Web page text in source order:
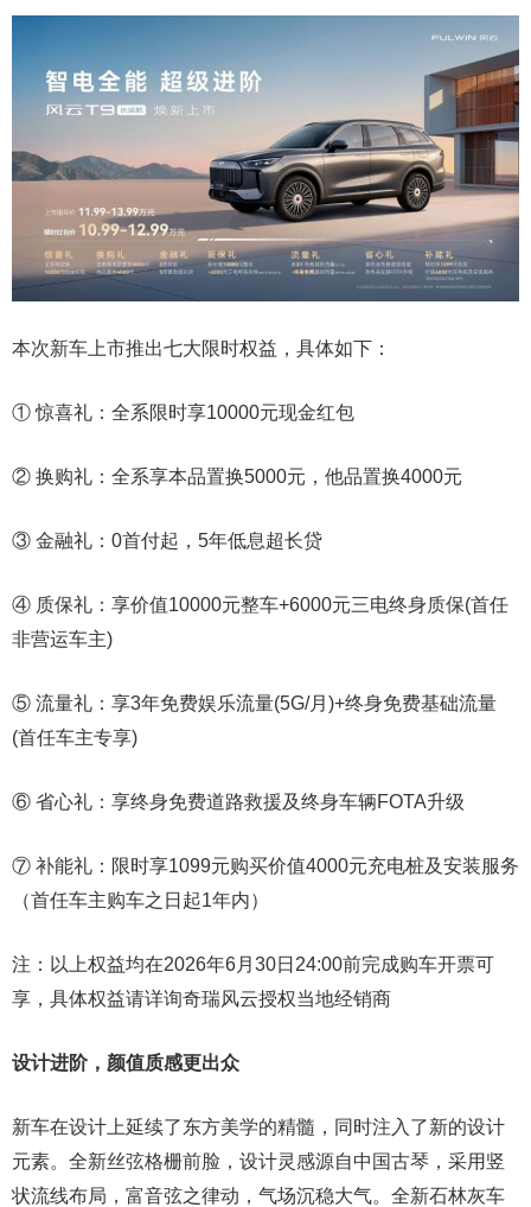
本次新车上市推出七大限时权益，具体如下：
① 惊喜礼：全系限时享10000元现金红包
② 换购礼：全系享本品置换5000元，他品置换4000元
③ 金融礼：0首付起，5年低息超长贷
④ 质保礼：享价值10000元整车+6000元三电终身质保(首任
非营运车主)
⑤ 流量礼：享3年免费娱乐流量(5G/月)+终身免费基础流量
(首任车主专享)
⑥ 省心礼：享终身免费道路救援及终身车辆FOTA升级
⑦ 补能礼：限时享1099元购买价值4000元充电桩及安装服务
（首任车主购车之日起1年内）
注：以上权益均在2026年6月30日24:00前完成购车开票可
享，具体权益请详询奇瑞风云授权当地经销商
设计进阶， 颜值质感更出众
新车在设计上延续了东方美学的精髓，同时注入了新的设计
元素。全新丝弦格栅前脸，设计灵感源自中国古琴，采用竖
状流线布局，富音弦之律动，气场沉稳大气。全新石林灰车